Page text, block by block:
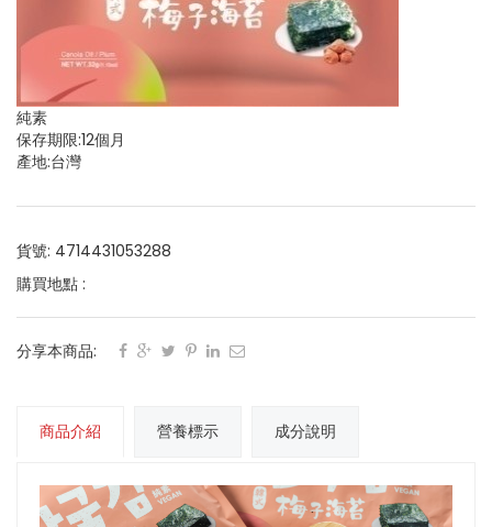
純素
保存期限:12個月
產地:台灣
貨號: 4714431053288
購買地點 :
分享本商品:
商品介紹 營養標示 成分說明